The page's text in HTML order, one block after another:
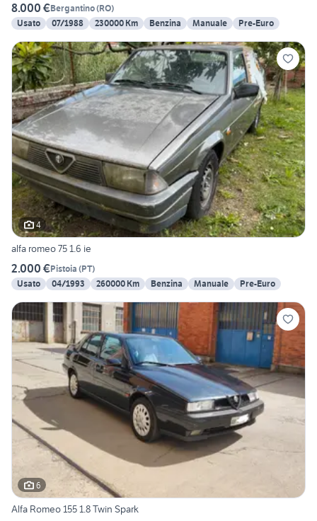
8.000 €Bergantino(RO)
Usato
07/1988 230000 Km Benzina Manuale Pre-Euro
4
alfa romeo 75 1.6 ie
2.000 €Pistoia (PT)
Usato
04/1993 260000 Km Benzina Manuale Pre-Euro
6
Alfa Romeo 155 1.8 Twin Spark